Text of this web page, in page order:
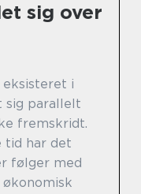
sig over
i
sig parallelt
fremskridt.
tid har det
følger med